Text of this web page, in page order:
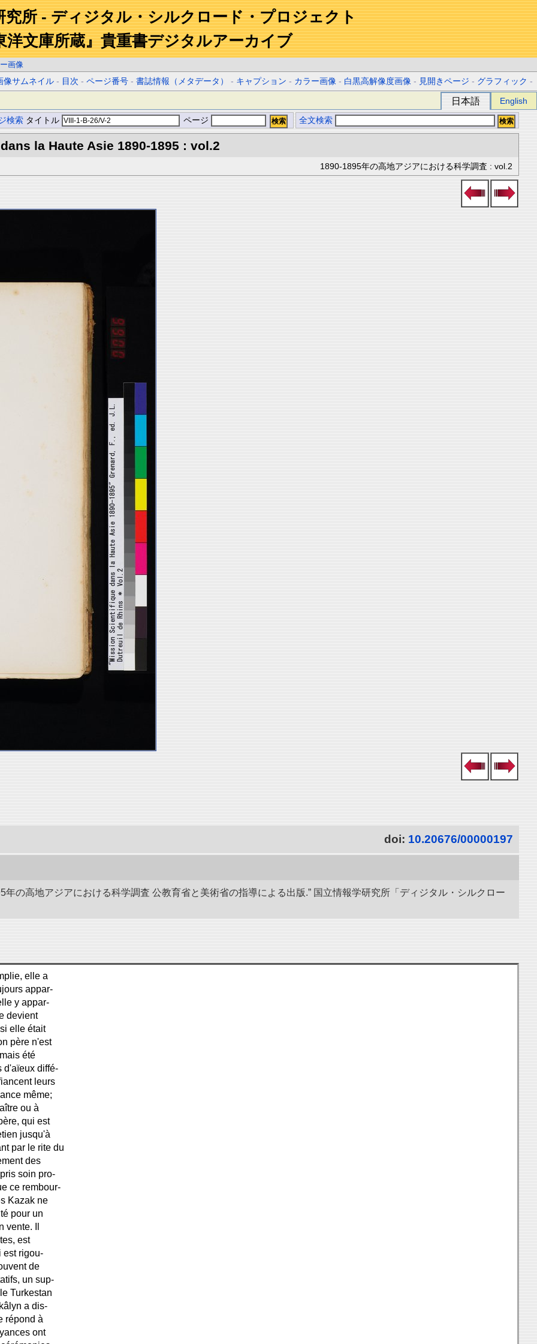
究所 - ディジタル・シルクロード・プロジェクト
洋文庫所蔵』貴重書デジタルアーカイブ
画像
像サムネイル - 目次 -ページ番号 -書誌情報（メタデータ） - キャプション - カラー画像 - 白黒高解像度画像 - 見開きページ - グラフィック -
日本語 English
検索 タイトル ページ 全文検索
la Haute Asie 1890-1895 : vol.2
1890-1895年の高地アジアにおける科学調査 : vol.2
doi: 10.20676/00000197
の高地アジアにおける科学調査 公教育省と美術省の指導による出版.” 国立情報学研究所「ディジタル・シルクロー
elle a
appar-
y appar-
devient
elle était
père n'est
été
d'aïeux diffé-
leurs
même;
ou à
qui est
jusqu'à
par le rite du
des
soin pro-
ce rembour-
Kazak ne
pour un
Il
est
est rigou-
de
un sup-
Turkestan
a dis-
répond à
ont